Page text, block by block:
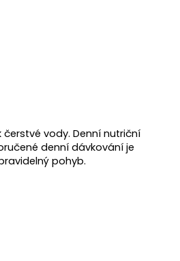
vody. Denní nutriční
denní dávkování je
pohyb.